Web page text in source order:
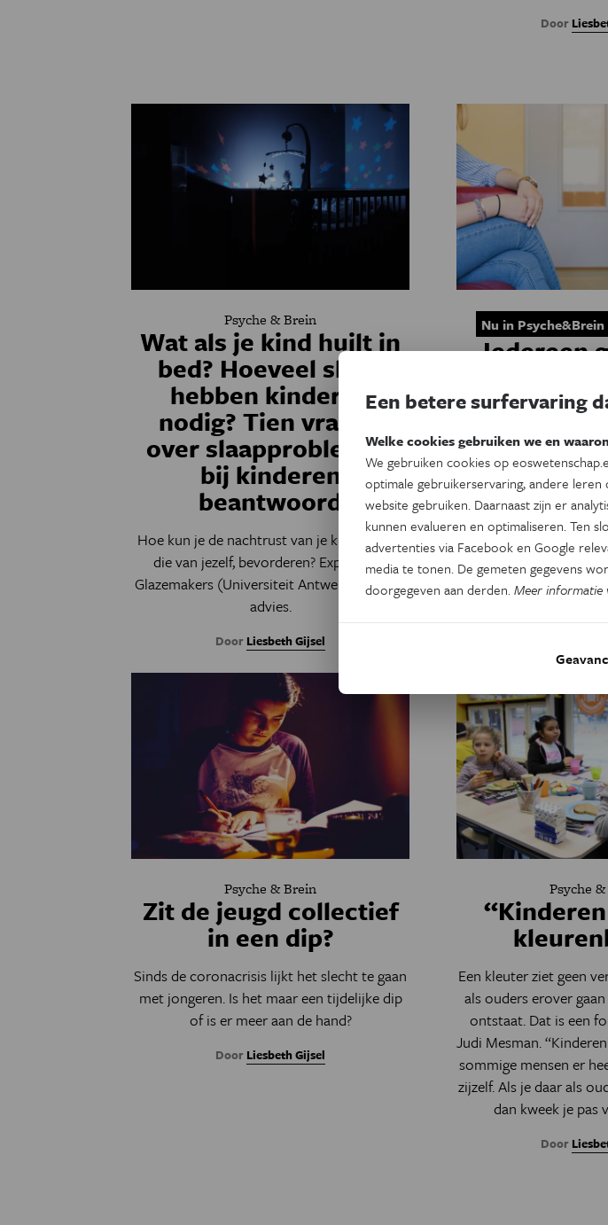
Door
Psyche & Brein
Wat als je kind huilt in
bed? Hoeveel slaap
hebben kinderen
nodig? Tien vragen
over slaapproblemen
bij kinderen
beantwoord
Hoe kun je de nachtrust van je kind, en dus
die van jezelf, bevorderen? Expert Inge
Glazemakers (Universiteit Antwerpen) geeft
advies.
Door Liesbeth Gijsel
Nu in Psyche&Brein
Iedereen
We houden van
aankruisen, maar onze
bevindt zich op een
indeling in stoornissen
Door
Psyche & Brein
Zit de jeugd collectief
in een dip?
Sinds de coronacrisis lijkt het slecht te gaan
met jongeren. Is het maar een tijdelijke dip
of is er meer aan de hand?
Door Liesbeth Gijsel
Psyche
Een kleuter ziet geen
als ouders erover
ontstaat. Dat is een
Judi Mesman.
sommige mensen er
zijzelf. Als je daar als
dan kweek je pas
Door
Een betere surfervaring
Welke cookies gebruiken we en
We gebruiken cookies op
optimale gebruikerservaring, andere
website gebruiken. Daarnaast zijn er
kunnen evalueren en optimaliseren. Ten
advertenties via Facebook en Google
media te tonen. De gemeten gegevens
doorgegeven aan derden.Meer informatie